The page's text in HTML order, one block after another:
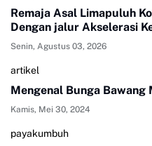
Remaja Asal Limapuluh
Dengan jalur Akselerasi
Senin, Agustus 03, 2026
artikel
Mengenal Bunga Bawang
Kamis, Mei 30, 2024
payakumbuh